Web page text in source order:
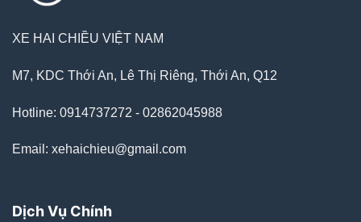
XE HAI CHIỀU VIỆT NAM
M7, KDC Thới An, Lê Thị Riêng, Thới An, Q12
Hotline: 0914737272 - 02862045988
Email: xehaichieu@gmail.com
Dịch Vụ Chính